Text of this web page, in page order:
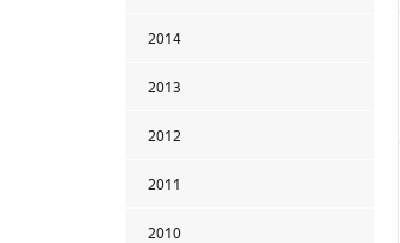
2014
2013
2012
2011
2010